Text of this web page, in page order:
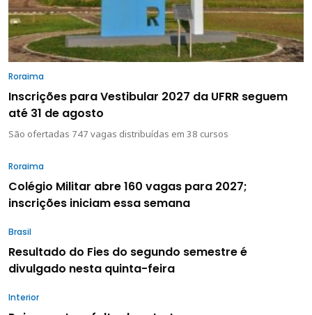
Roraima
Inscrições para Vestibular 2027 da UFRR seguem
até 31 de agosto
São ofertadas 747 vagas distribuídas em 38 cursos
Roraima
Colégio Militar abre 160 vagas para 2027;
inscrições iniciam essa semana
Brasil
Resultado do Fies do segundo semestre é
divulgado nesta quinta-feira
Interior